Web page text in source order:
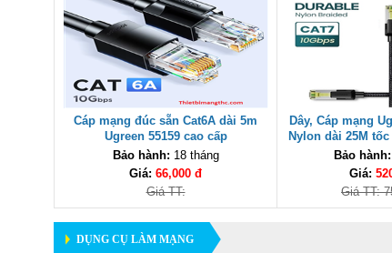
THIẾT BỊ MẠNG
Cáp mạng đúc sẵn Cat6A dài 5m
Ugreen 55159 cao cấp
Bảo hành: 18 tháng
Giá: 66,000 đ
Giá TT:
Dây, Cáp mạng
Nylon dài 25M
(Black)
Bảo hành:
Giá:
Giá TT:
DỤNG CỤ LÀM MẠNG